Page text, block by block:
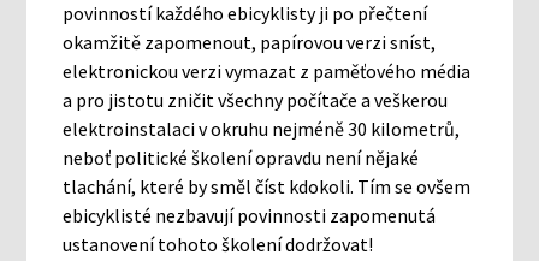
povinností každého ebicyklisty ji po přečtení
okamžitě zapomenout, papírovou verzi sníst,
elektronickou verzi vymazat z paměťového média
a pro jistotu zničit všechny počítače a veškerou
elektroinstalaci v okruhu nejméně 30 kilometrů,
neboť politické školení opravdu není nějaké
tlachání, které by směl číst kdokoli. Tím se ovšem
ebicyklisté nezbavují povinnosti zapomenutá
ustanovení tohoto školení dodržovat!